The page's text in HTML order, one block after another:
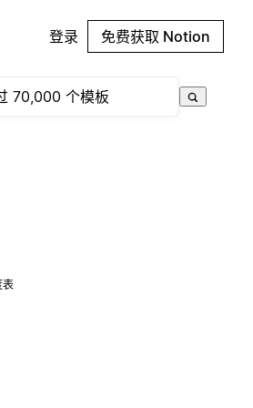
登录 免费获取 Notion
表